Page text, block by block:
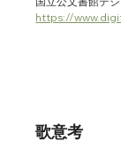
https://
歌意考